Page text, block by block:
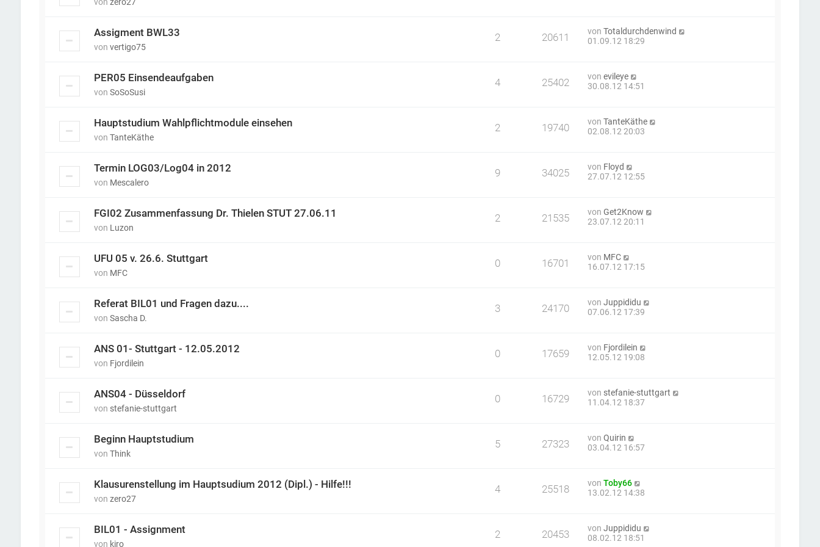
Assigment BWL33
von vertigo75
2 20611 vonTotaldurchdenwind
01.09.12 18:29
PER05 Einsendeaufgaben
von SoSoSusi
4 25402 vonevileye
30.08.12 14:51
Hauptstudium Wahlpflichtmodule einsehen
von TanteKäthe
2 19740 vonTanteKäthe
02.08.12 20:03
Termin LOG03/Log04 in 2012
von Mescalero
9 34025 von Floyd
27.07.12 12:55
FGI02 Zusammenfassung Dr. Thielen STUT 27.06.11
von Luzon
2 21535 vonGet2Know
23.07.12 20:11
UFU 05 v. 26.6. Stuttgart
von MFC
0 16701 von MFC
16.07.12 17:15
Referat BIL01 und Fragen dazu....
von Sascha D.
3 24170 vonJuppididu
07.06.12 17:39
ANS 01- Stuttgart - 12.05.2012
von Fjordilein
0 17659 von Fjordilein
12.05.12 19:08
ANS04 - Düsseldorf
von stefanie-stuttgart
0 16729 von stefanie-stuttgart
11.04.12 18:37
Beginn Hauptstudium
von Think
5 27323 vonQuirin
03.04.12 16:57
Klausurenstellung im Hauptsudium 2012 (Dipl.) - Hilfe!!!
von zero27
4 25518 vonToby66
13.02.12 14:38
BIL01 - Assignment
von kiro
2 20453 vonJuppididu
08.02.12 18:51